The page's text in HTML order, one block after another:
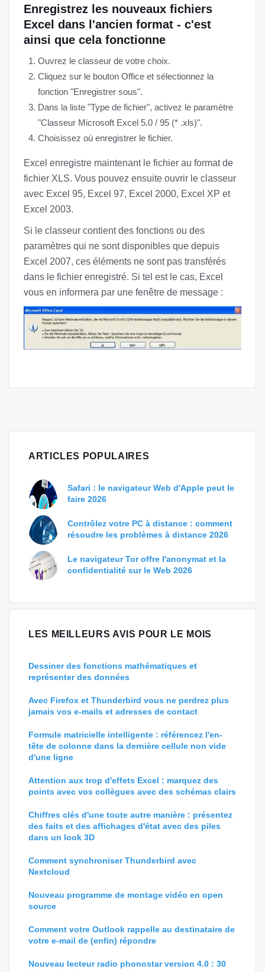
Enregistrez les nouveaux fichiers
Excel dans l'ancien format - c'est
ainsi que cela fonctionne
Ouvrez le classeur de votre choix.
Cliquez sur le bouton Office et sélectionnez la
fonction "Enregistrer sous".
Dans la liste "Type de fichier", activez le paramètre
"Classeur Microsoft Excel 5.0 / 95 (* .xls)".
Choisissez où enregistrer le fichier.
Excel enregistre maintenant le fichier au format de
fichier XLS. Vous pouvez ensuite ouvrir le classeur
avec Excel 95, Excel 97, Excel 2000, Excel XP et
Excel 2003.
Si le classeur contient des fonctions ou des
paramètres qui ne sont disponibles que depuis
Excel 2007, ces éléments ne sont pas transférés
dans le fichier enregistré. Si tel est le cas, Excel
vous en informera par une fenêtre de message :
ARTICLES POPULAIRES
Safari : le navigateur Web d'Apple peut le
faire 2026
Contrôlez votre PC à distance : comment
résoudre les problèmes à distance 2026
Le navigateur Tor offre l'anonymat et la
confidentialité sur le Web 2026
LES MEILLEURS AVIS POUR LE MOIS
Dessiner des fonctions mathématiques et
représenter des données
Avec Firefox et Thunderbird vous ne perdrez plus
jamais vos e-mails et adresses de contact
Formule matricielle intelligente : référencez l'en-
tête de colonne dans la dernière cellule non vide
d'une ligne
Attention aux trop d'effets Excel : marquez des
points avec vos collègues avec des schémas clairs
Chiffres clés d'une toute autre manière : présentez
des faits et des affichages d'état avec des piles
dans un look 3D
Comment synchroniser Thunderbird avec
Nextcloud
Nouveau programme de montage vidéo en open
source
Comment votre Outlook rappelle au destinataire de
votre e-mail de (enfin) répondre
Nouveau lecteur radio phonostar version 4.0 : 30